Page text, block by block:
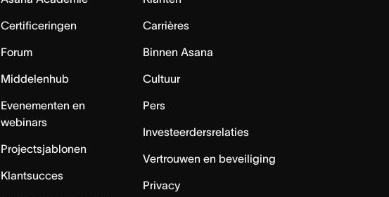
Certificeringen
Forum
Middelenhub
Evenementen en
webinars
Projectsjablonen
Klantsucces
Carrières
Binnen Asana
Cultuur
Pers
Investeerdersrelaties
Vertrouwen en beveiliging
Privacy